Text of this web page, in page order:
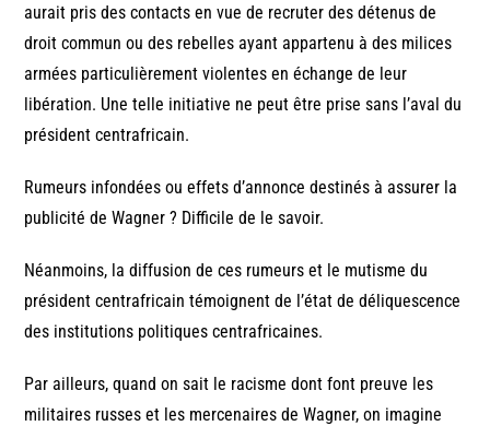
aurait pris des contacts en vue de recruter des détenus de
droit commun ou des rebelles ayant appartenu à des milices
armées particulièrement violentes en échange de leur
libération. Une telle initiative ne peut être prise sans l’aval du
président centrafricain.
Rumeurs infondées ou effets d’annonce destinés à assurer la
publicité de Wagner ? Difficile de le savoir.
Néanmoins, la diffusion de ces rumeurs et le mutisme du
président centrafricain témoignent de l’état de déliquescence
des institutions politiques centrafricaines.
Par ailleurs, quand on sait le racisme dont font preuve les
militaires russes et les mercenaires de Wagner, on imagine